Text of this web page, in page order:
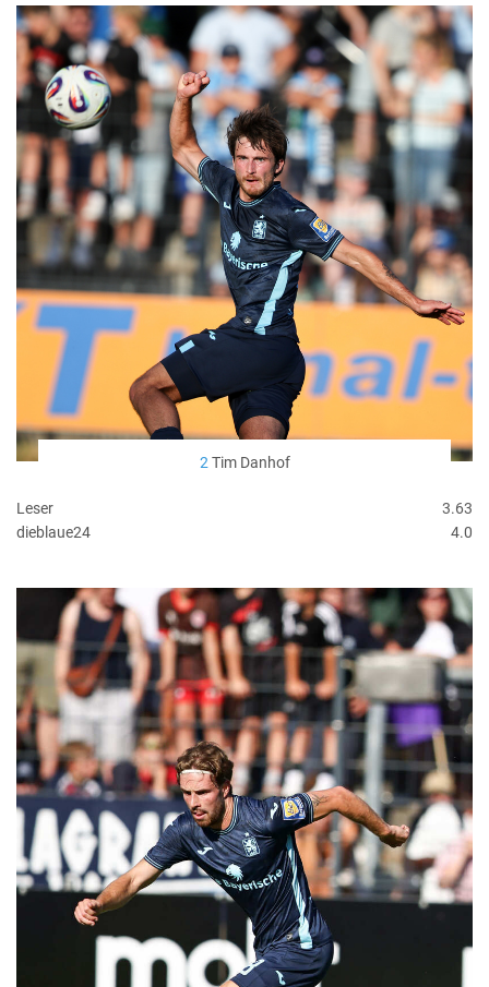
2 Tim Danhof
Leser
3.63
dieblaue24
4.0